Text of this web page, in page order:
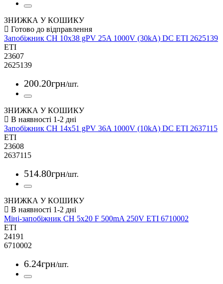
ЗНИЖКА У КОШИКУ
Запобіжник CH 10x38 gPV 25A 1000V (30kA) DC ETI 2625139
ETI
23607
2625139
200.20грн/шт.
ЗНИЖКА У КОШИКУ
Запобіжник CH 14x51 gPV 36A 1000V (10kA) DC ETI 2637115
ETI
23608
2637115
514.80грн/шт.
ЗНИЖКА У КОШИКУ
Міні-запобіжник CH 5x20 F 500mA 250V ETI 6710002
ETI
24191
6710002
6.24грн/шт.